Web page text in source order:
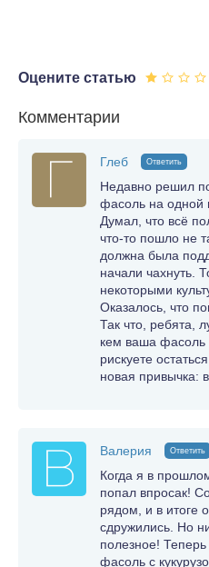
Оцените статью
Комментарии
Глеб Ответить
Недавно решил
фасоль на одной
Думал, что всё
что-то пошло не
должна была
начали чахнуть.
некоторыми
Оказалось, что
Так что, ребята,
кем ваша фасоль
рискуете
новая привычка:
Валерия Ответить
Когда я в
попал впросак!
рядом, и в итоге
сдружились. Но
полезное!
фасоль с